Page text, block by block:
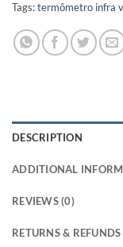
Tags:termômetro infra
DESCRIPTION
ADDITIONAL
REVIEWS (0)
RETURNS & REFUNDS